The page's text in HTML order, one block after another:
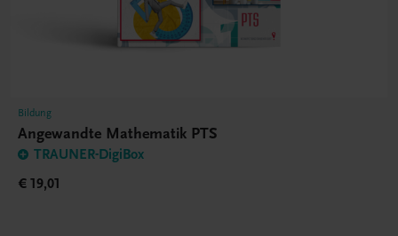
Bildung
Angewandte Mathematik PTS
TRAUNER-DigiBox
€ 19,01